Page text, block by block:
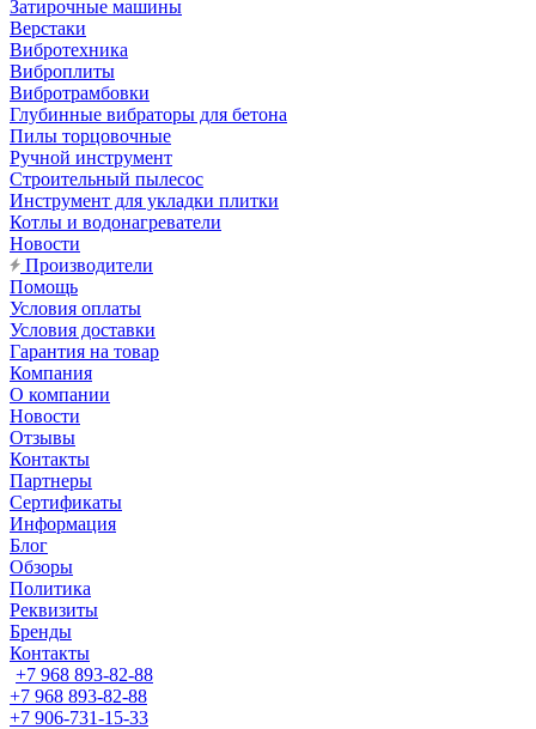
Затирочные машины
Верстаки
Вибротехника
Виброплиты
Вибротрамбовки
Глубинные вибраторы для бетона
Пилы торцовочные
Ручной инструмент
Строительный пылесос
Инструмент для укладки плитки
Котлы и водонагреватели
Новости
Производители
Помощь
Условия оплаты
Условия доставки
Гарантия на товар
Компания
О компании
Новости
Отзывы
Контакты
Партнеры
Сертификаты
Информация
Блог
Обзоры
Политика
Реквизиты
Бренды
Контакты
+7 968 893-82-88
+7 968 893-82-88
+7 906-731-15-33